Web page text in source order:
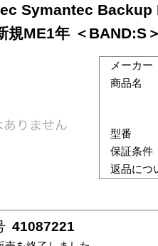
Symantec Backup
規ME1年 ＜BAND:S
メーカー
商品名
型番
保証条件
返品につ
41087221